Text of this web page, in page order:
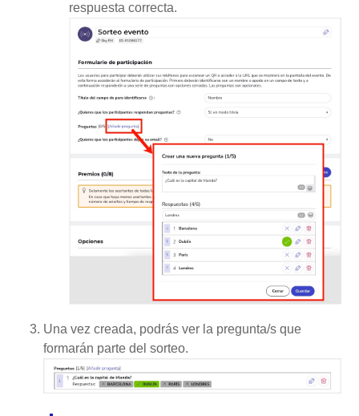
respuesta correcta.
Una vez creada, podrás ver la pregunta/s que
formarán parte del sorteo.